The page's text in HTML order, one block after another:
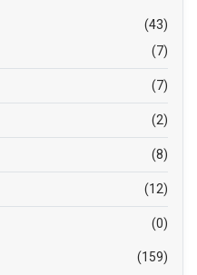
(43)
(7)
(7)
(2)
(8)
(12)
(0)
(159)